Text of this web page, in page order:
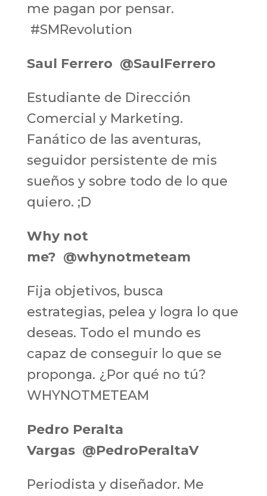
me pagan por pensar.
#SMRevolution
Saul Ferrero @SaulFerrero
Estudiante de Dirección
Comercial y Marketing.
Fanático de las aventuras,
seguidor persistente de mis
sueños y sobre todo de lo que
quiero. ;D
Why not
me? @whynotmeteam
Fija objetivos, busca
estrategias, pelea y logra lo que
deseas. Todo el mundo es
capaz de conseguir lo que se
proponga. ¿Por qué no tú?
WHYNOTMETEAM
Pedro Peralta
Vargas @PedroPeraltaV
Periodista y diseñador. Me